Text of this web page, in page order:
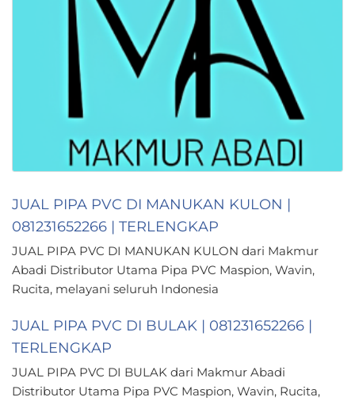
JUAL PIPA PVC DI MANUKAN KULON |
081231652266 | TERLENGKAP
JUAL PIPA PVC DI MANUKAN KULON dari Makmur
Abadi Distributor Utama Pipa PVC Maspion, Wavin,
Rucita, melayani seluruh Indonesia
JUAL PIPA PVC DI BULAK | 081231652266 |
TERLENGKAP
JUAL PIPA PVC DI BULAK dari Makmur Abadi
Distributor Utama Pipa PVC Maspion, Wavin, Rucita,